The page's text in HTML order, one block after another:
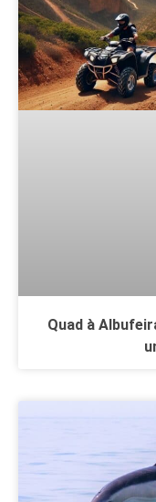
Quad à